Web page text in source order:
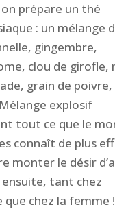
on prépare un thé
: un mélange
gingembre,
clou de girofle,
grain de
explosif
tout ce que le
connaît de plus
monter le désir
ensuite, tant chez
que chez la femme !